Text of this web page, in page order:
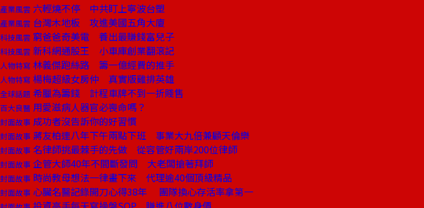
產業風雲 六輕燒不停 中共盯上寧波台塑
產業風雲 台灣木地板 攻進美國五角大廈
科技風雲 窮爸爸奇美電 養出最賺錢富兒子
科技風雲 新科網通股王 小車庫創業翻滾記
人物特寫 林義傑跑絲路 籌一億經費的推手
人物特寫 楊梅超級女房仲 真實版雞排英雄
全球話題 希臘為籌錢 計程車牌不到一折賤售
百大良醫 用愛滋病人器官必喪命嗎？
封面故事 成功者沒告訴你的好習慣
封面故事 蔣友柏連八年下午兩點下班 事業大九倍兼顧天倫樂
封面故事 名律師挑最棘手的先做 從容管好兩岸200位律師
封面故事 企管大師40年不間斷發問 大老闆搶著拜師
封面故事 時尚教母想法一律畫下來 代理逾40個頂級精品
封面故事 心臟名醫記錄開刀心得38年 團隊換心存活率拿第一